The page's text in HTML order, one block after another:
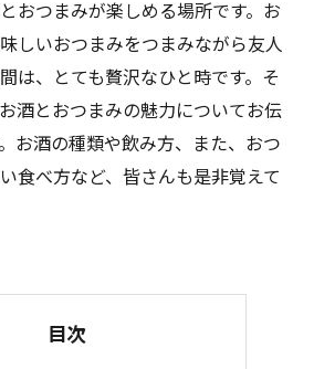
おつまみが楽しめる場所です。お
しいおつまみをつまみながら友人
は、とても贅沢なひと時です。そ
酒とおつまみの魅力についてお伝
お酒の種類や飲み方、また、おつ
食べ方など、皆さんも是非覚えて
目次